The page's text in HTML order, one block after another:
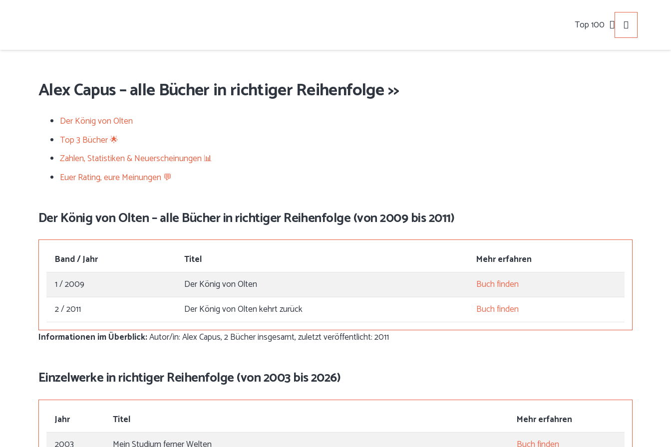
Top 100
Alex Capus – alle Bücher in richtiger Reihenfolge >>
Der König von Olten
Top 3 Bücher 🌟
Zahlen, Statistiken & Neuerscheinungen 📊
Euer Rating, eure Meinungen 💬
Der König von Olten – alle Bücher in richtiger Reihenfolge (von 2009 bis 2011)
Band / Jahr Titel
Mehr erfahren
1 / 2009
Der König von Olten
Buch finden
2 / 2011
Der König von Olten kehrt zurück
Buch finden
Informationen im Überblick:Autor/in: Alex Capus, 2 Bücher insgesamt, zuletzt veröffentlicht: 2011
Einzelwerke in richtiger Reihenfolge (von 2003 bis 2026)
Jahr Titel
Mehr erfahren